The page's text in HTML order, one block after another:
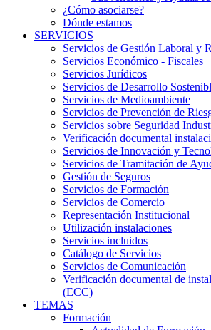
¿Cómo asociarse?
Dónde estamos
SERVICIOS
Servicios de Gestión Laboral y
Servicios Económico - Fiscales
Servicios Jurídicos
Servicios de Desarrollo
Servicios de Medioambiente
Servicios de Prevención de
Servicios sobre Seguridad
Verificación documental
Servicios de Innovación y
Servicios de Tramitación de
Gestión de Seguros
Servicios de Formación
Servicios de Comercio
Representación Institucional
Utilización instalaciones
Servicios incluidos
Catálogo de Servicios
Servicios de Comunicación
Verificación documental de
(ECC)
TEMAS
Formación